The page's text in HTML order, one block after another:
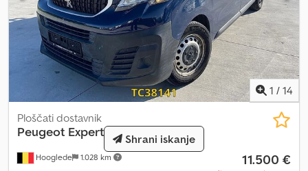
ključa - Sistem za zagon brez ključa - Tovorni prostor - Meglenke -
Parkirni senzorji zadaj - Radio - Stranska drsna vrata na desni
strani - Telefon z Bluetoothom
1 / 14
Hooglede 1.028 km
Ploščati dostavnik
Peugeot Expert 2l 120cv
11.500 €
Shrani iskanje